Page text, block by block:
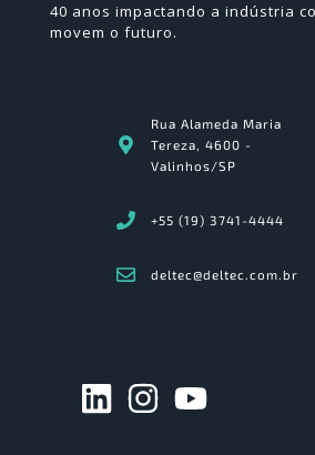
40 anos impactando a indústria
movem o futuro.
Rua Alameda Maria
Tereza, 4600 -
Valinhos/SP
+55 (19) 3741-4444
deltec@deltec.com.br